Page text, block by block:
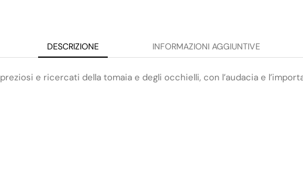
DESCRIZIONE INFORMAZIONI AGGIUNTIVE
e ricercati della tomaia e degli occhielli, con l’audacia e